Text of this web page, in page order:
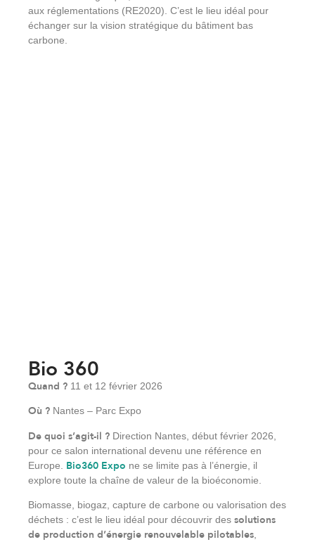
aux réglementations (RE2020). C’est le lieu idéal pour
échanger sur la vision stratégique du bâtiment bas
carbone.
Bio 360
Quand ? 11 et 12 février 2026
Où ? Nantes – Parc Expo
De quoi s’agit-il ? Direction Nantes, début février 2026,
pour ce salon international devenu une référence en
Europe. Bio360 Expo ne se limite pas à l’énergie, il
explore toute la chaîne de valeur de la bioéconomie.
Biomasse, biogaz, capture de carbone ou valorisation des
déchets : c’est le lieu idéal pour découvrir des solutions
de production d’énergie renouvelable pilotables